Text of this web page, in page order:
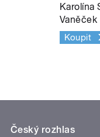
Karolína
Vaněček
Koupit
Český rozhlas